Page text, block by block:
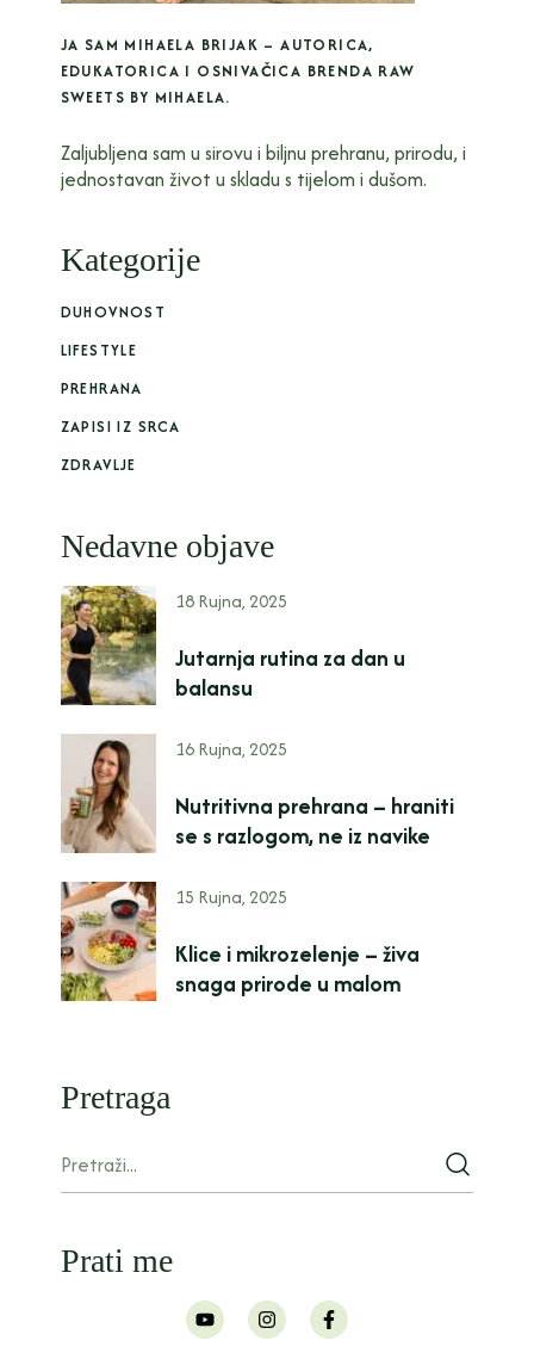
JA SAM MIHAELA BRIJAK – AUTORICA,
EDUKATORICA I OSNIVAČICA BRENDA RAW
SWEETS BY MIHAELA.
Zaljubljena sam u sirovu i biljnu prehranu, prirodu, i
jednostavan život u skladu s tijelom i dušom.
Kategorije
DUHOVNOST
LIFESTYLE
PREHRANA
ZAPISI IZ SRCA
ZDRAVLJE
Nedavne objave
18 Rujna, 2025
Jutarnja rutina za dan u
balansu
16 Rujna, 2025
Nutritivna prehrana – hraniti
se s razlogom, ne iz navike
15 Rujna, 2025
Klice i mikrozelenje – živa
snaga prirode u malom
Pretraga
Prati me